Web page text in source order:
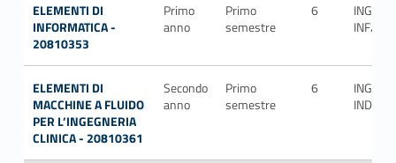
ELEMENTI DI
INFORMATICA -
20810353
Primo
anno
Primo
semestre
6
ING-
INF/05
ELEMENTI DI
MACCHINE A FLUIDO
PER L’INGEGNERIA
CLINICA - 20810361
Secondo
anno
Primo
semestre
6
ING-
IND/08